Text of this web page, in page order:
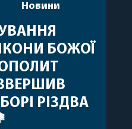
Новини
БОЖОЇ
РІЗДВА